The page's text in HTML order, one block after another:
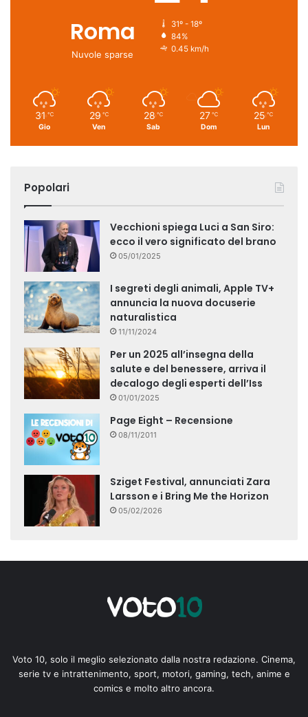
Roma
Nuvole sparse
31º - 18º
84%
0.45 km/h
31 ℃
Gio
29 ℃
Ven
28 ℃
Sab
27 ℃
Dom
25 ℃
Lun
Popolari
Vecchioni spiega Luci a San Siro:
ecco il vero significato del brano
05/01/2025
I segreti degli animali, Apple TV+
annuncia la nuova docuserie
naturalistica
11/11/2024
Per un 2025 all’insegna della
salute e del benessere, arriva il
decalogo degli esperti dell’Iss
01/01/2025
Page Eight – Recensione
08/11/2011
Sziget Festival, annunciati Zara
Larsson e i Bring Me the Horizon
05/02/2026
Voto 10, solo il meglio selezionato dalla nostra redazione. Cinema,
serie tv e intrattenimento, sport, motori, gaming, tech, anime e
comics e molto altro ancora.